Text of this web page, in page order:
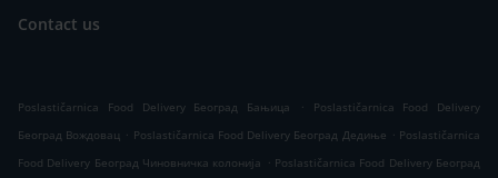
Contact us
Poslastičarnica Food Delivery Београд Бањица .
Poslastičarnica Food Delivery
Београд Вождовац . Poslastičarnica Food Delivery Београд Дедиње . Poslastičarnica
Food Delivery Београд Чиновничка колонија . Poslastičarnica Food Delivery Београд